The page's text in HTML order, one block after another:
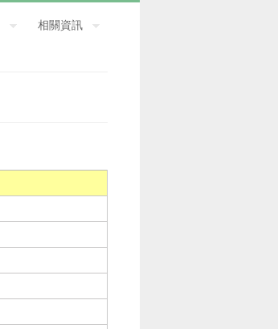
相關資訊